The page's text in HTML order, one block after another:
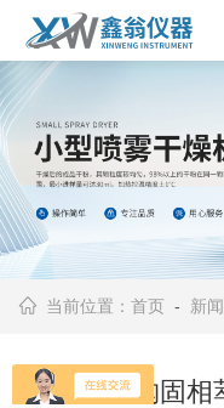
查看更多
当前位置：首页 - 新
*李老师采购固相